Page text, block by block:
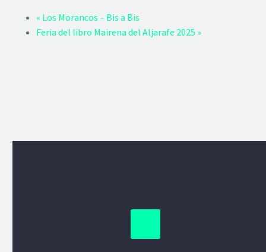
« Los Morancos – Bis a Bis
Feria del libro Mairena del Aljarafe 2025 »